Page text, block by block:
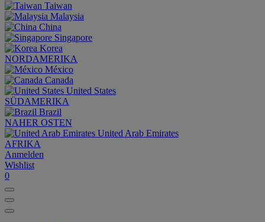
Taiwan
Malaysia
China
Singapore
Korea
NORDAMERIKA
México
Canada
United States
SÜDAMERIKA
Brazil
NAHER OSTEN
United Arab Emirates
AFRIKA
Anmelden
Wishlist
0